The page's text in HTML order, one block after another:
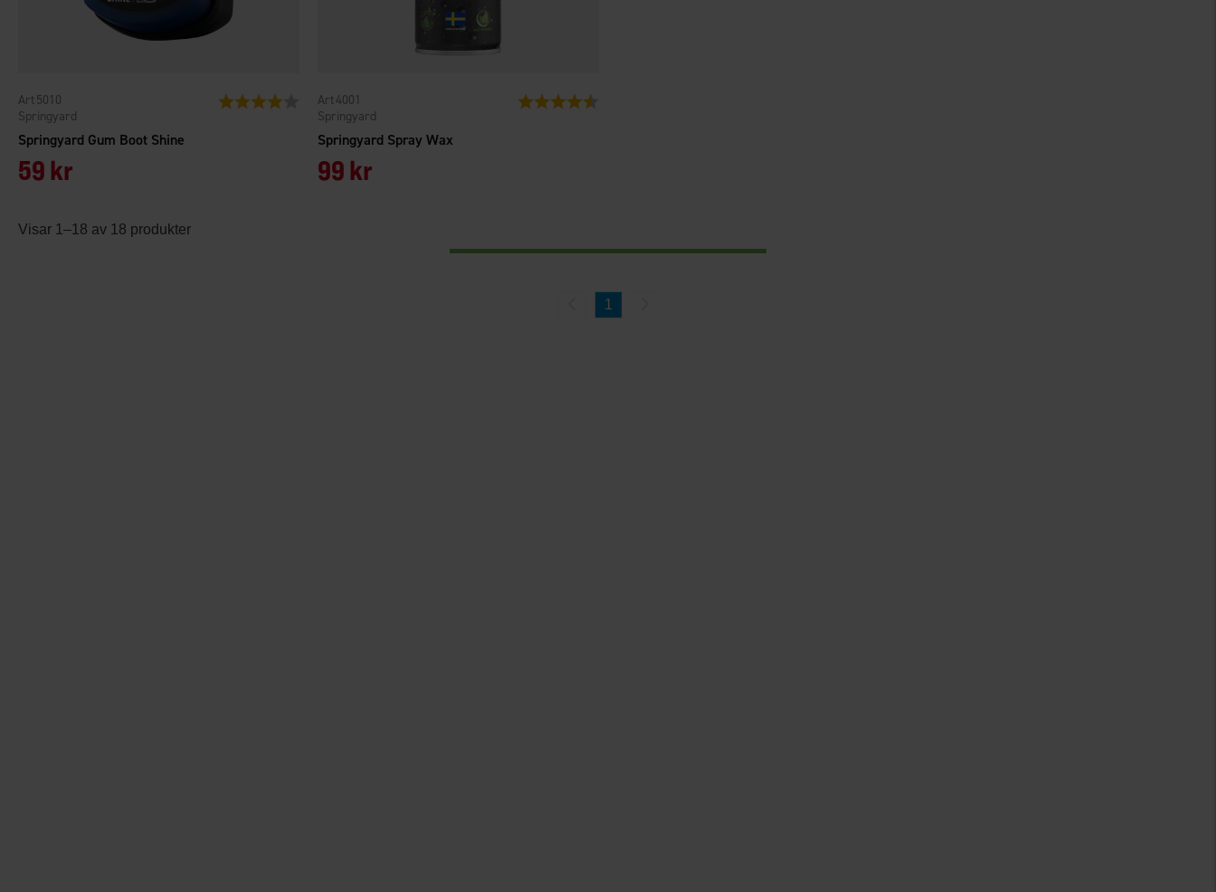
Springyard Gum Boot Shine
Springyard
5010
59 kr
Betyg: 4.0 utav 5 stjärnor
Springyard Spray Wax
Springyard
4001
99 kr
Betyg:
Visar 1–18 av 18 produkter
1